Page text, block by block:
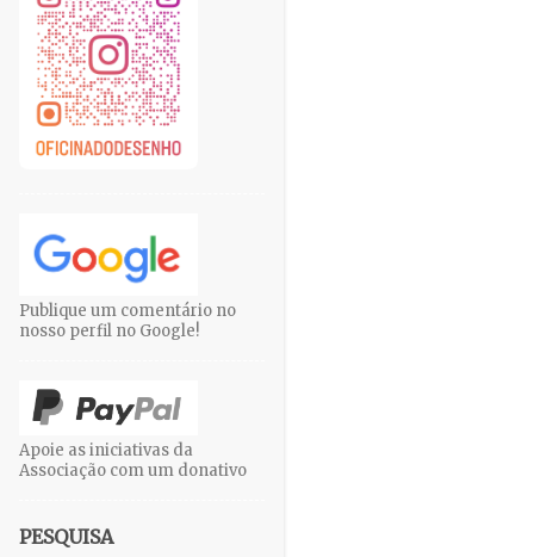
Publique um comentário no
nosso perfil no Google!
Apoie as iniciativas da
Associação com um donativo
PESQUISA